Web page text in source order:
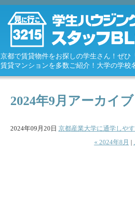
京都で賃貸物件をお探しの学生さん！ぜ
賃貸マンションを多数ご紹介！大学の学校
2024年9月アーカイブ
2024年09月20日 京都産業大学に通学しや
« 2024年8月 |